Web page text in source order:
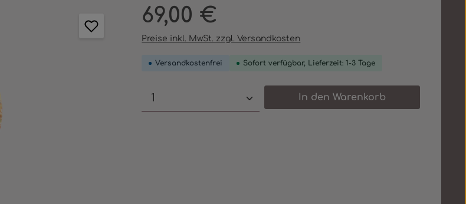
Regulärer Preis:
69,00 €
Preise inkl. MwSt. zzgl. Versandkosten
Versandkostenfrei Sofort verfügbar, Lieferzeit: 1-3 Tage
Produkt Anzahl: Gib den gewünschten
In den Warenkorb